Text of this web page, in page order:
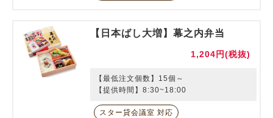
【日本ばし大増】幕之内弁当
1,204円(税抜)
【最低注文個数】15個～
【提供時間】8:30~18:00
スター貸会議室 対応